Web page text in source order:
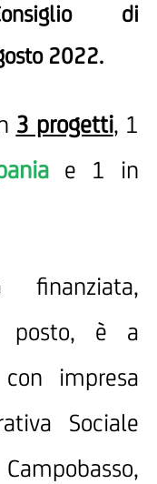
di
2022.
3 progetti, 1
e 1 in
finanziata,
posto, è a
impresa
Sociale